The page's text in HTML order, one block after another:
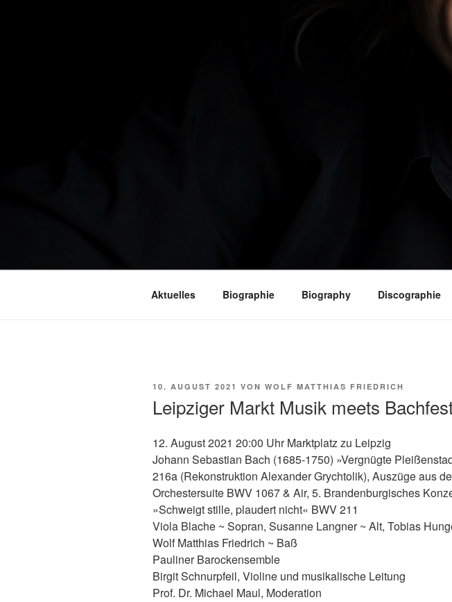
Aktuelles Biographie Biography Discographie
VERÖFFENTLICHT
10. AUGUST 2021 VON WOLF MATTHIAS FRIEDRICH
Leipziger Markt Musik meets
12. August 2021 20:00 Uhr Marktplatz zu Leipzig
Johann Sebastian Bach (1685-1750) »Vergnügte
216a (Rekonstruktion Alexander Grychtolik), Auszüge aus
Orchestersuite BWV 1067 & Air, 5. Brandenburgisches
»Schweigt stille, plaudert nicht« BWV 211
Viola Blache ~ Sopran, Susanne Langner ~ Alt, Tobias
Wolf Matthias Friedrich ~ Baß
Pauliner Barockensemble
Birgit Schnurpfeil, Violine und musikalische Leitung
Prof. Dr. Michael Maul, Moderation